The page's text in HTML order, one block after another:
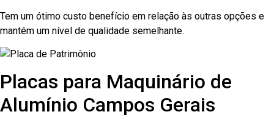
Tem um ótimo custo benefício em relação às outras opções e
mantém um nível de qualidade semelhante.
Placas para Maquinário de
Alumínio Campos Gerais